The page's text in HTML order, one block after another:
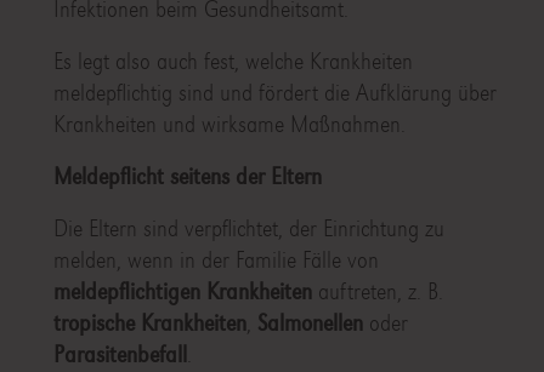
Infektionen beim Gesundheitsamt.
Es legt also auch fest, welche Krankheiten
meldepflichtig sind und fördert die Aufklärung über
Krankheiten und wirksame Maßnahmen.
Meldepflicht seitens der Eltern
Die Eltern sind verpflichtet, der Einrichtung zu
melden, wenn in der Familie Fälle von
meldepflichtigen Krankheiten auftreten, z. B.
tropische Krankheiten Salmonellen oder
Parasitenbefall